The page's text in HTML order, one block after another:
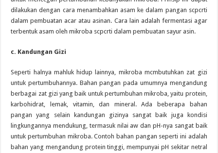
dilakukan dengan cara menambahkan asam ke dalam pangan scpcrti
dalam pembuatan acar atau asinan. Cara lain adalah fermentasi agar
terbentuk asam oleh mikroba scpcrti dalam pembuatan sayur asin.
c. Kandungan Gizi
Seperti halnya mahluk hidup lainnya, mikroba mcmbutuhkan zat gizi
untuk pertumbuhannya. Bahan pangan pada umumnya mengandung
berbagai zat gizi yang baik untuk pertumbuhan mikroba, yaitu protein,
karbohidrat, lemak, vitamin, dan mineral. Ada beberapa bahan
pangan yang selain kandungan gizinya sangat baik juga kondisi
lingkungannya mendukung, termasuk nilai aw dan pH-nya sangat baik
untuk pertumbuhan mikroba. Contoh bahan pangan seperti ini adalah
bahan yang mengandung protein tinggi, mempunyai pH sekitar netral